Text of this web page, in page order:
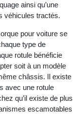
ainsi qu’une
véhicules tractés.
pour voiture se
type de
rotule bénéficie
soit à un modèle
châssis. Il existe
avec une rotule
qu’il existe de plus
escamotables